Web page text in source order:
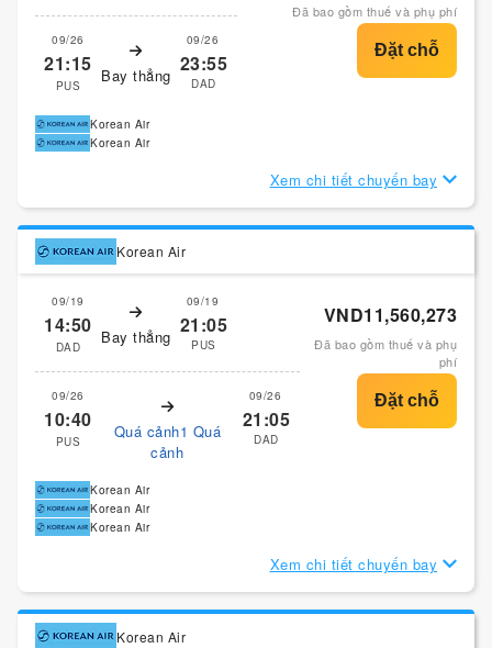
09/26
21:15
PUS Bay thẳng
09/26
23:55
DAD
Đã bao gồm thuế và phụ phí
Korean Air
Korean Air
Xem chi tiết chuyến bay
Korean Air
09/19
14:50
DAD Bay thẳng
09/19
21:05
PUS
09/26
10:40
PUS
Quá cảnh1 Quá
cảnh
09/26
21:05
DAD
VND11,560,273
Đã bao gồm thuế và phụ
phí
Korean Air
Korean Air
Korean Air
Xem chi tiết chuyến bay
Korean Air